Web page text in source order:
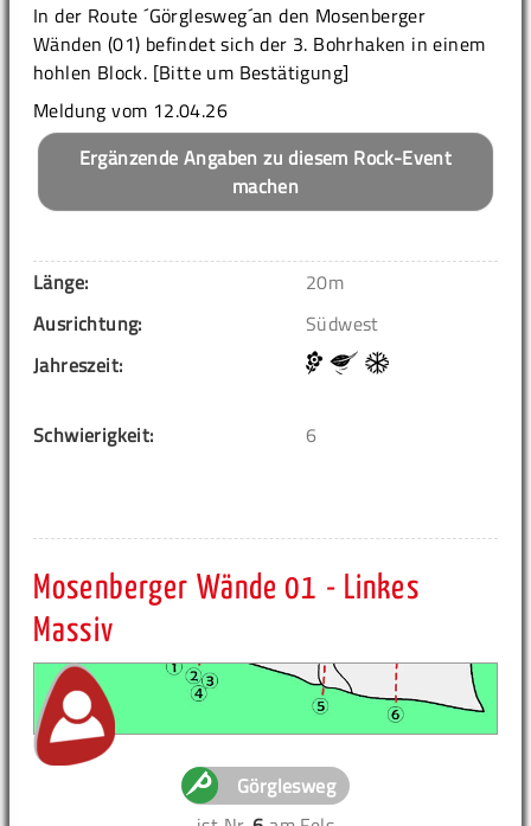
In der Route ´Görglesweg´an den Mosenberger
Wänden (01) befindet sich der 3. Bohrhaken in einem
hohlen Block. [Bitte um Bestätigung]
Meldung vom 12.04.26
Ergänzende Angaben zu diesem Rock-Event
machen
Länge:
20m
Ausrichtung:
Südwest
Jahreszeit:
Schwierigkeit: 6
Mosenberger Wände 01 - Linkes
Massiv
Görglesweg